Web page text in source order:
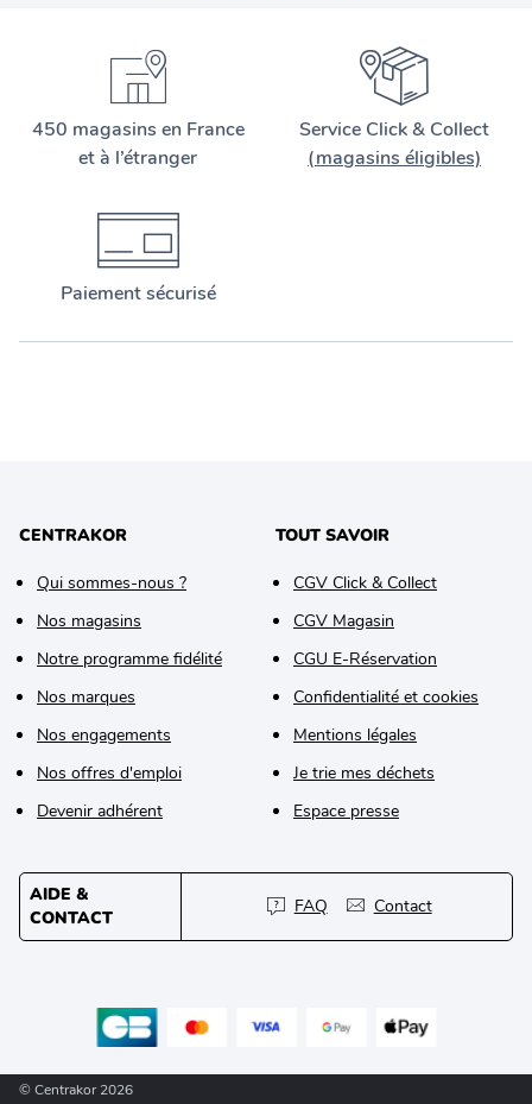
450 magasins en France
et à l’étranger
Service Click & Collect
(magasins éligibles)
Paiement sécurisé
CENTRAKOR
Qui sommes-nous ?
Nos magasins
Notre programme fidélité
Nos marques
Nos engagements
Nos offres d'emploi
Devenir adhérent
TOUT SAVOIR
CGV Click & Collect
CGV Magasin
CGU E-Réservation
Confidentialité et cookies
Mentions légales
Je trie mes déchets
Espace presse
AIDE &
CONTACT
FAQ Contact
© Centrakor 2026